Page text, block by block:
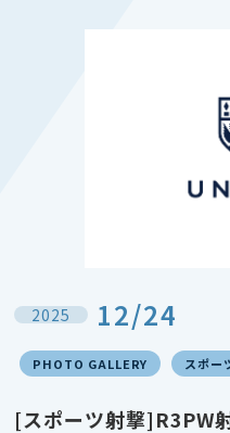
2025 12/24
PHOTO GALLERY スポー
[スポーツ射撃]R3PW